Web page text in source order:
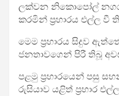
ලක්වන නිකොපෝල්
කරමින් ප්‍රහාරය එල්ල වී
මෙම ප්‍රහාරය සිදුව
ජනතාවගෙන් පිරී තිබූ
පළමු ප්‍රහාරයෙන් පසු
රුසියාව යළිත් ප්‍රහාර